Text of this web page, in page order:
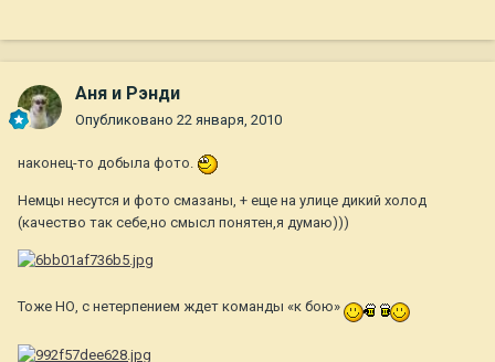
Аня и Рэнди
Опубликовано 22 января, 2010
наконец-то добыла фото.
Немцы несутся и фото смазаны, + еще на улице дикий холод
(качество так себе,но смысл понятен,я думаю)))
Тоже НО, с нетерпением ждет команды «к бою»